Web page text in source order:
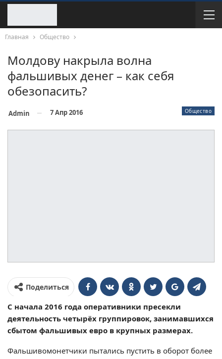
Главная Общество
Молдову накрыла волна
фальшивых денег – как себя
обезопасить?
Общество
Admin 7 Апр 2016
Поделиться
С начала 2016 года оперативники пресекли
деятельность четырёх группировок, занимавшихся
сбытом фальшивых евро в крупных размерах.
Фальшивомонетчики пытались пустить в оборот более